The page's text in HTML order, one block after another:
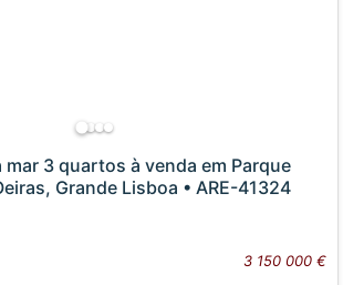
mar 3 quartos à venda em Parque
Grande Lisboa • ARE-41324
3 150 000 €